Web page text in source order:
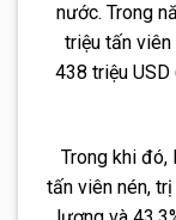
nước. Trong
triệu tấn
438 triệu USD
Trong khi đó,
tấn viên nén,